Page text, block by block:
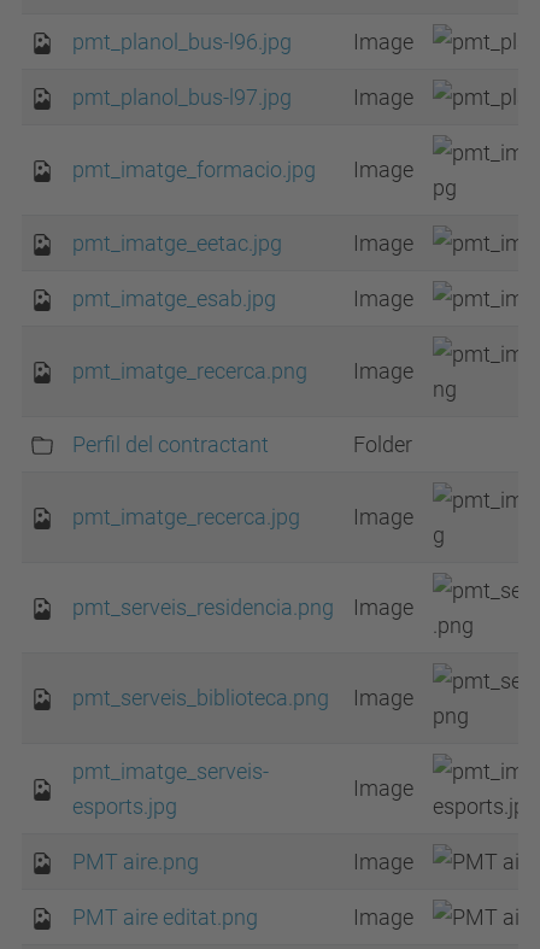
pmt_planol_bus-l96.jpg Image
pmt_planol_bus-l97.jpg Image
pmt_imatge_formacio.jpg Image
pmt_imatge_eetac.jpg Image
pmt_imatge_esab.jpg Image
pmt_imatge_recerca.png Image
Perfil del contractant Folder
pmt_imatge_recerca.jpg Image
pmt_serveis_residencia.png Image
pmt_serveis_biblioteca.png Image
pmt_imatge_serveis-
esports.jpg
Image
PMT aire.png Image
PMT aire editat.png Image